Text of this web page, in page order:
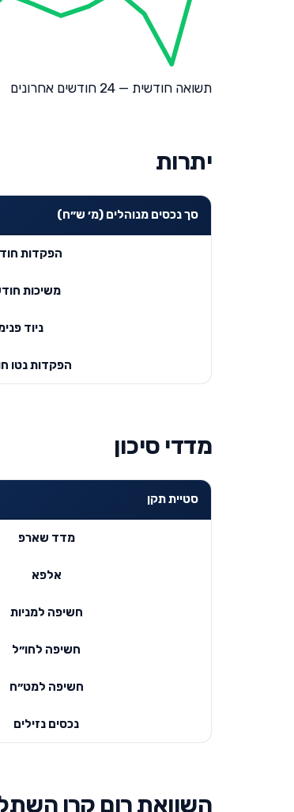
תשואה חודשית — 24 חודשים אחרונים
יתרות
סך נכסים מנוהלים (מ׳ ש״ח)
הפקדות
משיכות
ניוד
הפקדות נטו
מדדי סיכון
סטיית תקן
מדד שארפ
אלפא
חשיפה למניות
חשיפה לחו״ל
חשיפה למט״ח
נכסים נזילים
השוואת רום קרן